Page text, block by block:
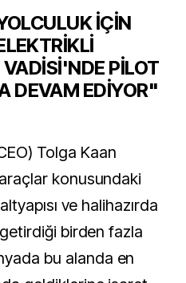
İÇİN
PİLOT
DEVAM EDİYOR"
Tolga Kaan
konusundaki
ve halihazırda
birden fazla
bu alanda en